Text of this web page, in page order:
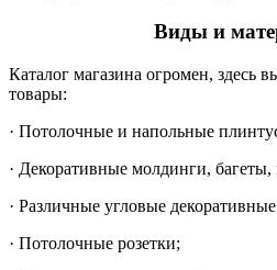
Виды и
Каталог магазина огромен, здесь
товары:
· Потолочные и напольные
· Декоративные молдинги,
· Различные угловые
· Потолочные розетки;